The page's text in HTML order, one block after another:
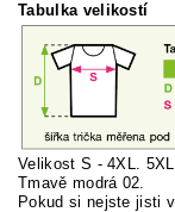
Tabulka velikostí
Velikost S - 4XL.
Tmavě modrá 02.
Pokud si nejste jisti